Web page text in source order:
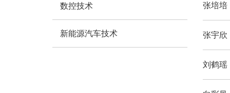
数控技术
新能源汽车技术
张培培
张宇欣
刘鹤瑶